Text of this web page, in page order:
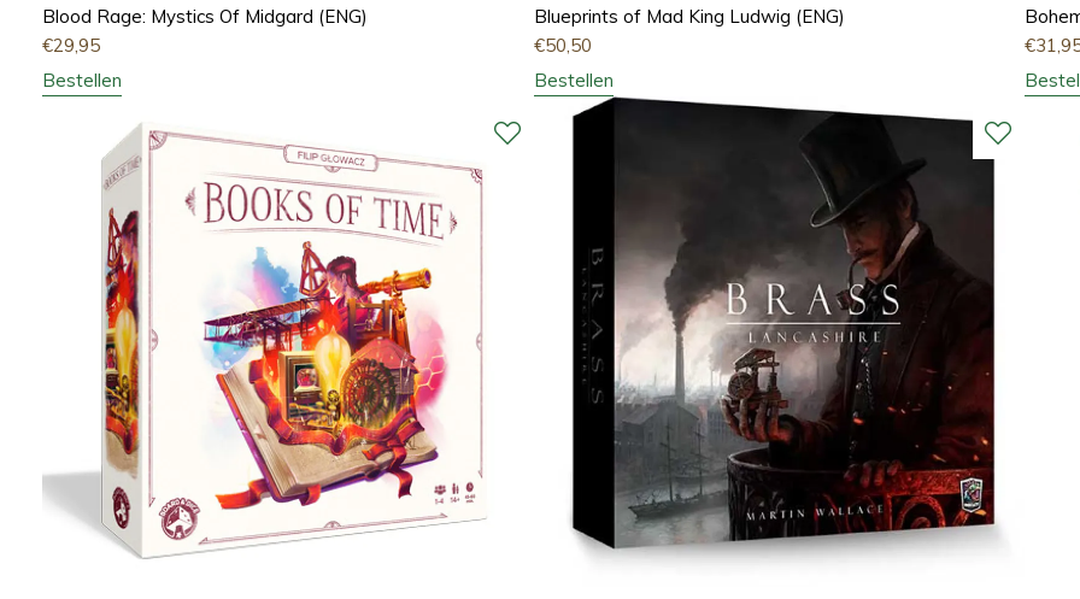
Blood Rage: Mystics Of Midgard (ENG)
€29,95
Bestellen
Blueprints of Mad King Ludwig (ENG)
€50,50
Bestellen
€